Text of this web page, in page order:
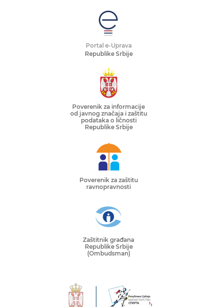
Portal e-Uprava
Republike Srbije
Poverenik za informacije
od javnog značaja i zaštitu
podataka o ličnosti
Republike Srbije
Poverenik za zaštitu
ravnopravnosti
Zaštitnik građana
Republike Srbije
(Ombudsman)